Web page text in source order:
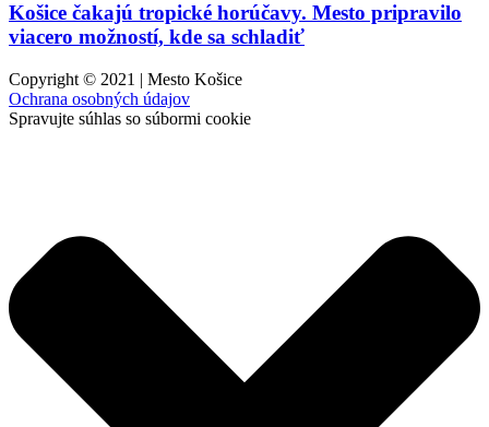
Košice čakajú tropické horúčavy. Mesto pripravilo
viacero možností, kde sa schladiť
Copyright © 2021 | Mesto Košice
Ochrana osobných údajov
Spravujte súhlas so súbormi cookie